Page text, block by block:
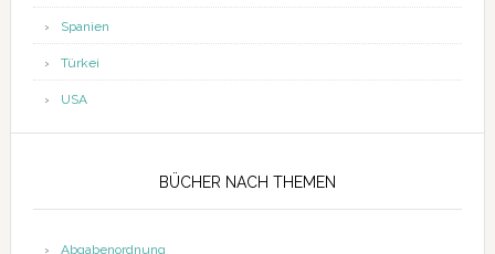
Spanien
Türkei
USA
BÜCHER NACH THEMEN
Abgabenordnung